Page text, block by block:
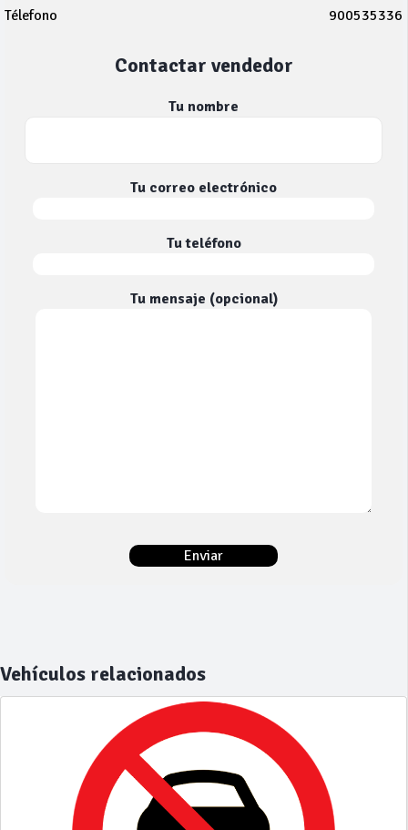
Télefono 900535336
Contactar vendedor
Tu nombre
Tu correo electrónico
Tu teléfono
Tu mensaje (opcional)
Vehículos relacionados